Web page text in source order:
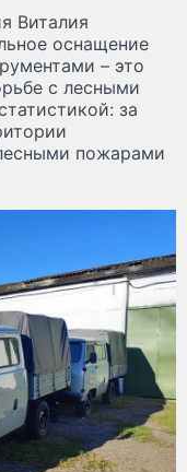
Виталия
оснащение
– это
с лесными
за
пожарами